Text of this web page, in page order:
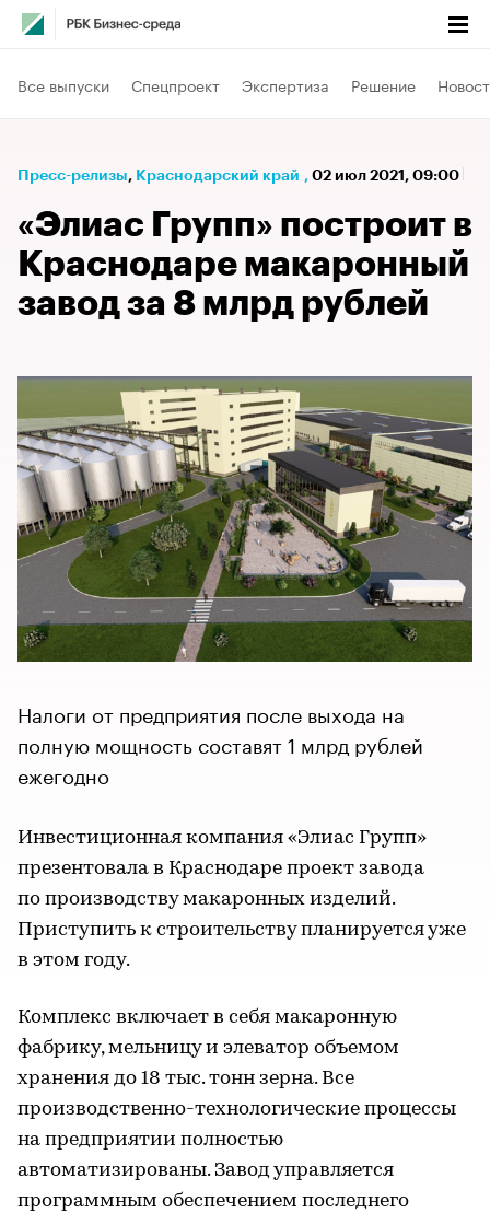
Все выпуски Спецпроект Экспертиза Решение
Пресс-релизы⁠, Краснодарский край , 02 июл 2021, 09:00
«Элиас Групп» построит в
Краснодаре макаронный
завод за 8 млрд рублей
Налоги от предприятия после выхода на
полную мощность составят 1 млрд рублей
ежегодно
Инвестиционная компания «Элиас Групп»
презентовала в Краснодаре проект завода
по производству макаронных изделий.
Приступить к строительству планируется уже
в этом году.
Комплекс включает в себя макаронную
фабрику, мельницу и элеватор объемом
хранения до 18 тыс. тонн зерна. Все
производственно-технологические процессы
на предприятии полностью
автоматизированы. Завод управляется
программным обеспечением последнего